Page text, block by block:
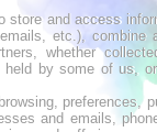
store and access
etc.), combine
whether
by some of us,
preferences,
and emails,